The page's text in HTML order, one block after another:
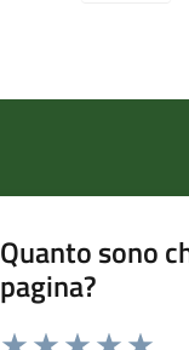
Quanto sono
pagina?
Valuta da 1 a 5 stelle la